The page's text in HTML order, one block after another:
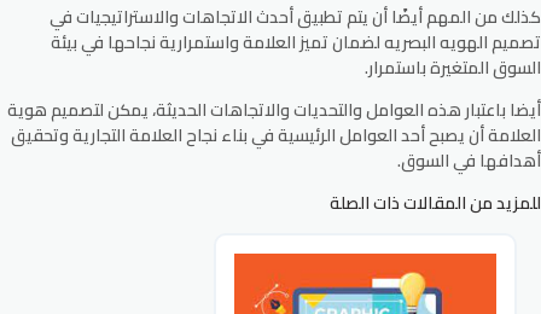
كذلك من المهم أيضًا أن يتم تطبيق أحدث الاتجاهات والاستراتيجيات في
تصميم الهويه البصريه لضمان تميز العلامة واستمرارية نجاحها في بيئة
السوق المتغيرة باستمرار.
أيضا باعتبار هذه العوامل والتحديات والاتجاهات الحديثة، يمكن لتصميم هوية
العلامة أن يصبح أحد العوامل الرئيسية في بناء نجاح العلامة التجارية وتحقيق
أهدافها في السوق.
للمزيد من المقالات ذات الصلة